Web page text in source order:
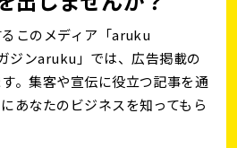
このメディア「aruku
ジンaruku」では、広告掲載の
。集客や宣伝に役立つ記事を通
あなたのビジネスを知ってもら